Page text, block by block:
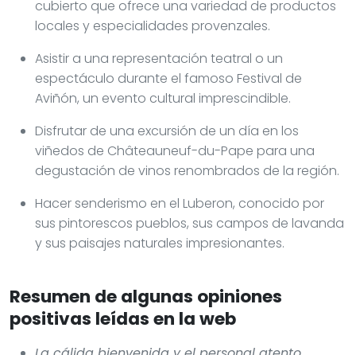
cubierto que ofrece una variedad de productos
locales y especialidades provenzales.
Asistir a una representación teatral o un
espectáculo durante el famoso Festival de
Aviñón, un evento cultural imprescindible.
Disfrutar de una excursión de un día en los
viñedos de Châteauneuf-du-Pape para una
degustación de vinos renombrados de la región.
Hacer senderismo en el Luberon, conocido por
sus pintorescos pueblos, sus campos de lavanda
y sus paisajes naturales impresionantes.
Resumen de algunas opiniones
positivas leídas en la web